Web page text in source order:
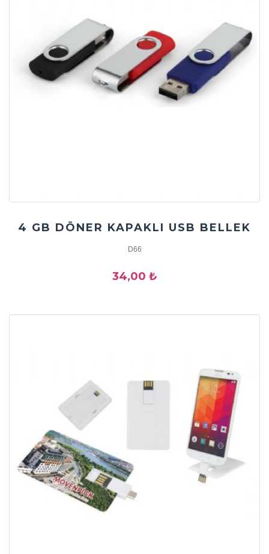
4 GB DÖNER KAPAKLI USB BELLEK
D66
34,00 ₺